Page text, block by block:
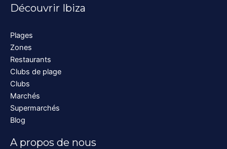
Découvrir Ibiza
Plages
Zones
Restaurants
Clubs de plage
Clubs
Marchés
Supermarchés
Blog
A propos de nous